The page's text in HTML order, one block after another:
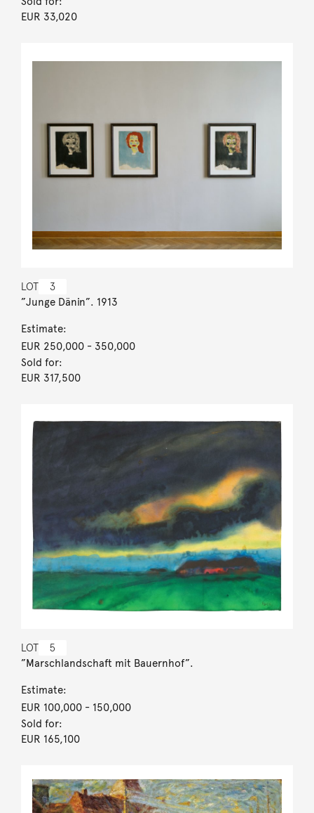
EUR 33,020
LOT 3
”Junge Dänin”. 1913
Estimate:
EUR 250,000- 350,000
Sold for:
EUR 317,500
LOT 5
”Marschlandschaft mit Bauernhof”.
Estimate:
EUR 100,000- 150,000
Sold for:
EUR 165,100